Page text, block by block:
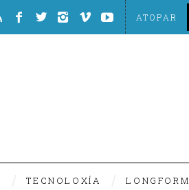
TECNOLOXÍA LONGFORM